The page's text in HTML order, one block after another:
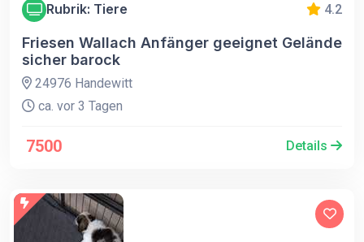
Rubrik: Tiere 4.2
Friesen Wallach Anfänger geeignet Gelände
sicher barock
24976 Handewitt
ca. vor 3 Tagen
7500 Details